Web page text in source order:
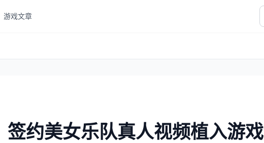
游戏文章
签约美女乐队真人视频植入游戏